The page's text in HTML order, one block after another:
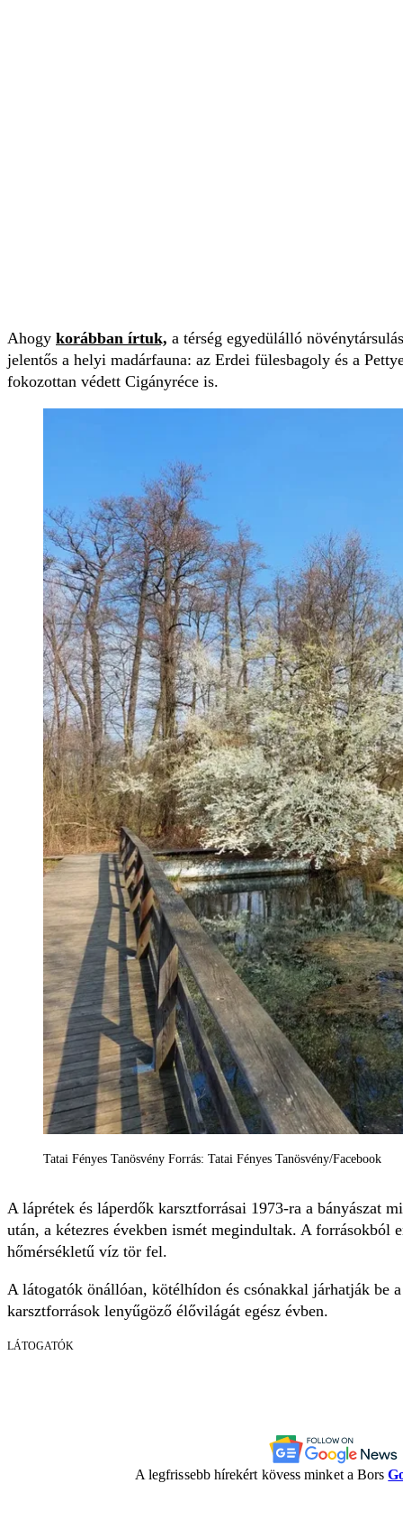
Ahogy korábban írtuk, a térség egyedülálló
jelentős a helyi madárfauna: az Erdei fülesbagoly és a
fokozottan védett Cigányréce is.
Tatai Fényes Tanösvény Forrás: Tatai Fényes Tanösvény/Facebook
A láprétek és láperdők karsztforrásai 1973-ra a bányászat
után, a kétezres években ismét megindultak. A forrásokból
hőmérsékletű víz tör fel.
A látogatók önállóan, kötélhídon és csónakkal járhatják be
karsztforrások lenyűgöző élővilágát egész évben.
LÁTOGATÓK
A legfrissebb hírekért kövess minket a Bors